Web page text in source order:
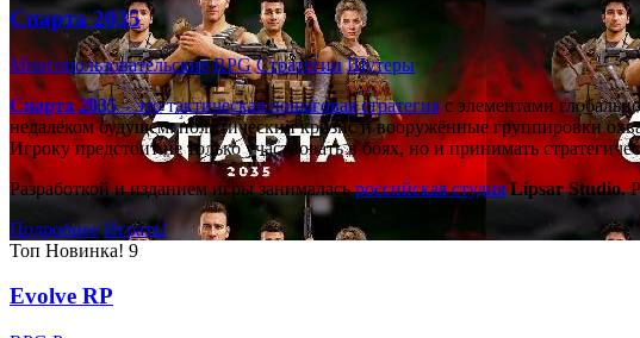
Спарта 2035
Многопользовательские RPG Стратегии Шутеры
Спарта 2035– это тактическаяпошаговая стратегияс элементами
недалёком будущем: политический кризис и вооружённые группировки
Игроку предстоит не только участвовать в боях, но и принимать
Разработкой и изданием игры занималасьроссийская студия Lipsar Studio.
Подробнее Играть!
Топ Новинка! 9
Evolve RP